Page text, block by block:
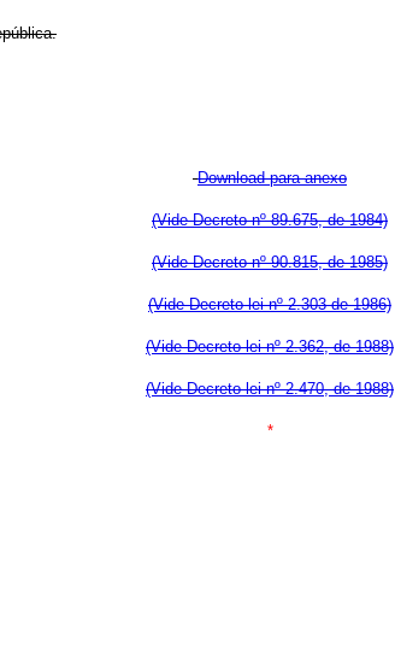
Download para anexo
(Vide Decreto nº 89.675, de 1984)
(Vide Decreto nº 90.815, de 1985)
(Vide Decreto-lei nº 2.303 de 1986)
(Vide Decreto-lei nº 2.362, de 1988)
(Vide Decreto-lei nº 2.470, de 1988)
*